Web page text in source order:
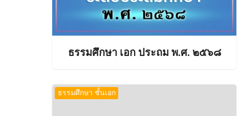
ธรรมศึกษา เอก ประถม พ.ศ. ๒๕๖๘
ธรรมศึกษา ชั้นเอก